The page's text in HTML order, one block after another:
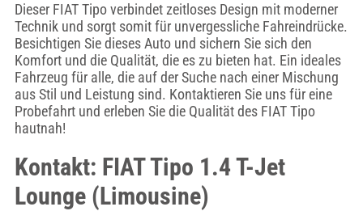
Dieser FIAT Tipo verbindet zeitloses Design mit moderner
Technik und sorgt somit für unvergessliche Fahreindrücke.
Besichtigen Sie dieses Auto und sichern Sie sich den
Komfort und die Qualität, die es zu bieten hat. Ein ideales
Fahrzeug für alle, die auf der Suche nach einer Mischung
aus Stil und Leistung sind. Kontaktieren Sie uns für eine
Probefahrt und erleben Sie die Qualität des FIAT Tipo
hautnah!
Kontakt: FIAT Tipo 1.4 T-Jet
Lounge (Limousine)